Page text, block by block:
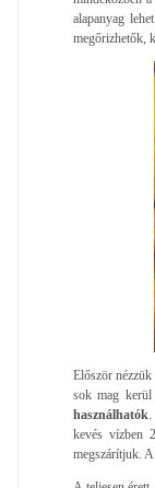
alapanyag
megőrizhetők,
Először nézzük
sok mag kerül
használhatók
kevés vízben
megszárítjuk. A